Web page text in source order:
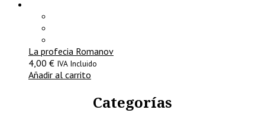
La profecia Romanov
4,00 € IVA Incluido
Añadir al carrito
Categorías